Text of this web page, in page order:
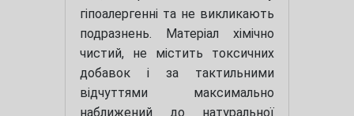
гіпоалергенні та не викликають
подразнень. Матеріал хімічно
чистий, не містить токсичних
добавок і за тактильними
відчуттями максимально
наближений до натуральної